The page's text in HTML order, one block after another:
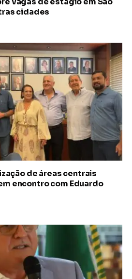
cidades
de áreas centrais
encontro com Eduardo